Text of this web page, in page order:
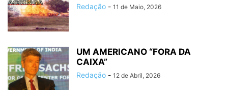
Redação - 11 de Maio, 2026
UM AMERICANO “FORA DA
CAIXA”
Redação - 12 de Abril, 2026